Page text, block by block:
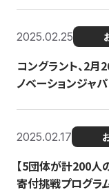
2025.02.25
コングラント、2
ノベーションジャ
2025.02.17
【5団体が計200人
寄付挑戦プログラ